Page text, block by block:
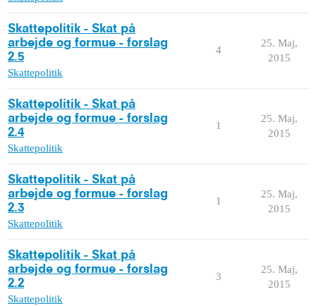
Skattepolitik - Skat på
arbejde og formue - forslag
2.5
Skattepolitik
4
25. Maj,
2015
Skattepolitik - Skat på
arbejde og formue - forslag
2.4
Skattepolitik
1
25. Maj,
2015
Skattepolitik - Skat på
arbejde og formue - forslag
2.3
Skattepolitik
1
25. Maj,
2015
Skattepolitik - Skat på
arbejde og formue - forslag
2.2
Skattepolitik
3
25. Maj,
2015